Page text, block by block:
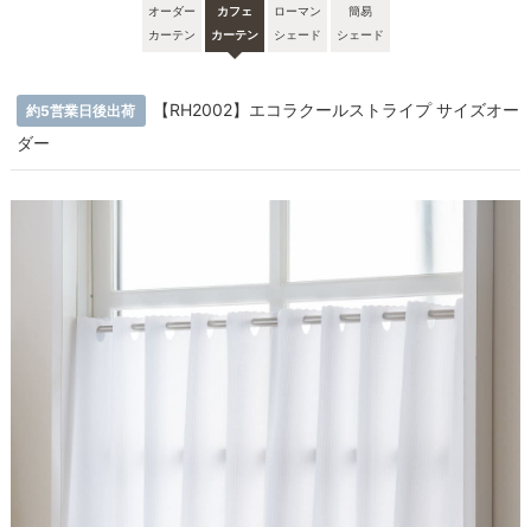
オーダー
カーテン
カフェ
カーテン
ローマン
シェード
簡易
シェード
約5営業日後出荷
【RH2002】エコラクールストライプ サイズオー
ダー